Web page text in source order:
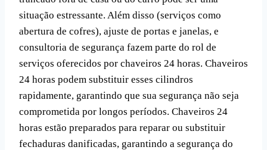
situação estressante. Além disso (serviços como
abertura de cofres), ajuste de portas e janelas, e
consultoria de segurança fazem parte do rol de
serviços oferecidos por chaveiros 24 horas. Chaveiros
24 horas podem substituir esses cilindros
rapidamente, garantindo que sua segurança não seja
comprometida por longos períodos. Chaveiros 24
horas estão preparados para reparar ou substituir
fechaduras danificadas, garantindo a segurança do